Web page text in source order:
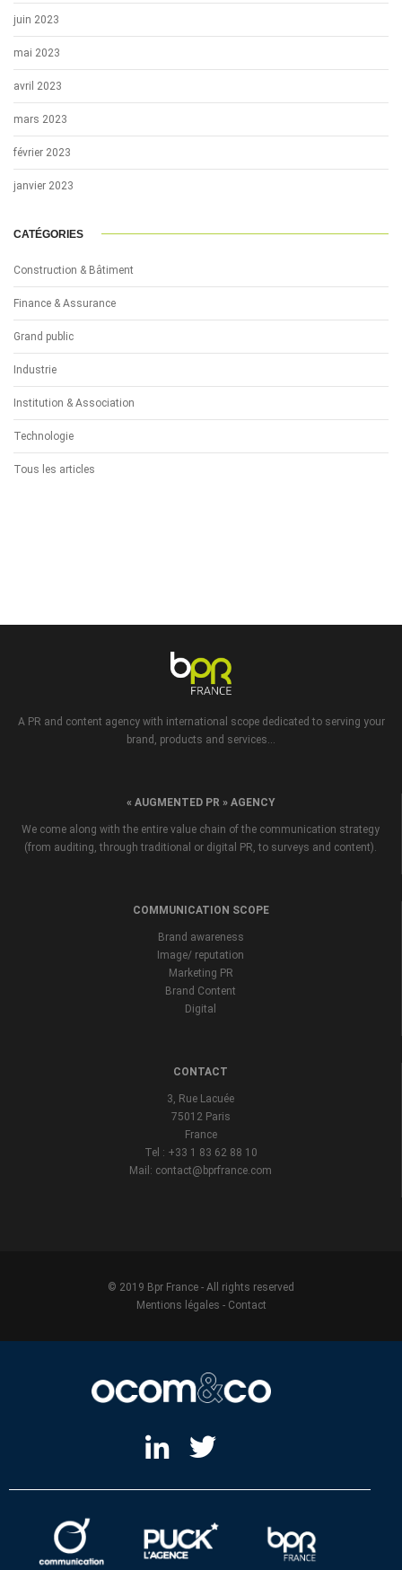
juin 2023
mai 2023
avril 2023
mars 2023
février 2023
janvier 2023
CATÉGORIES
Construction & Bâtiment
Finance & Assurance
Grand public
Industrie
Institution & Association
Technologie
Tous les articles
A PR and content agency with international scope dedicated to serving your
brand, products and services...
« AUGMENTED PR » AGENCY
We come along with the entire value chain of the communication strategy
(from auditing, through traditional or digital PR, to surveys and content).
COMMUNICATION SCOPE
Brand awareness
Image/ reputation
Marketing PR
Brand Content
Digital
CONTACT
3, Rue Lacuée
75012 Paris
France
Tel : +33 1 83 62 88 10
Mail: contact@bprfrance.com
© 2019 Bpr France - All rights reserved
Mentions légales - Contact